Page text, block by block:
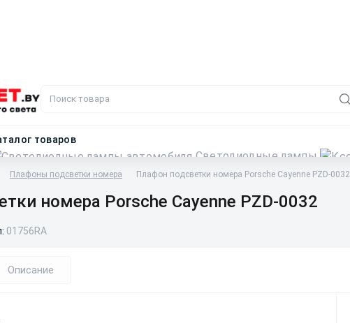
товаров
Светодиодные лампы
Плафоны подсветки номера Плафон подсветки номера Porsche Cayenne PZD-0032
номера Porsche Cayenne PZD-0032
01756RA
Описание